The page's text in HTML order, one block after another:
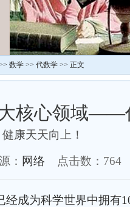
数学 >> 代数学 >> 正文
核心领域——
康天天向上！
： 网络 点击数： 764
成为科学世界中拥有